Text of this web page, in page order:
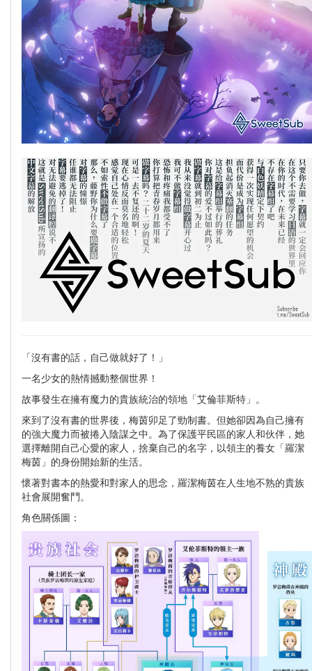
「沒有書的話，自己做就好了！」
一名少女的熱情撼動整個世界！
故事發生在擁有魔力的貴族統治的領地「艾倫菲斯特」。
來到了沒有書的世界後，梅茵卯足了勁制書。但她卻因為自己擁有
的強大魔力而被捲入陰謀之中。為了保護平民區的家人和伙伴，她
選擇離開自己心愛的家人，捨棄自己的名字，以領主的養女「羅潔
梅茵」的身份開始新的生活。
懷著對書本的熱愛和對家人的思念，羅潔梅茵在人生地不熟的貴族
社會展開奮鬥。
角色關係圖：